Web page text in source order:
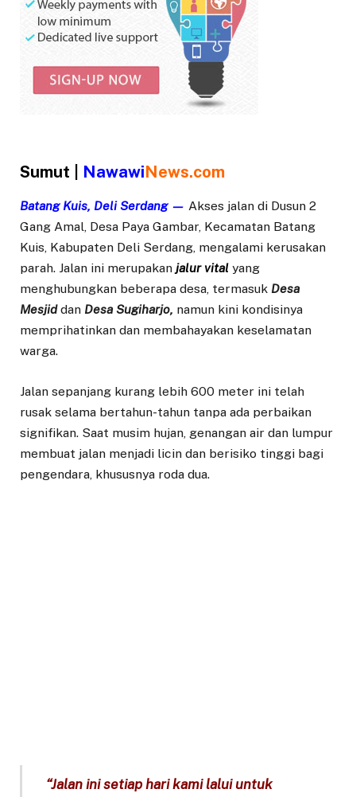
Sumut | NawawiNews.com
Batang Kuis, Deli Serdang — Akses jalan di Dusun 2
Gang Amal, Desa Paya Gambar, Kecamatan Batang
Kuis, Kabupaten Deli Serdang, mengalami kerusakan
parah. Jalan ini merupakan jalur vital yang
menghubungkan beberapa desa, termasuk Desa
Mesjiddan Desa Sugiharjo, namun kini kondisinya
memprihatinkan dan membahayakan keselamatan
warga.
Jalan sepanjang kurang lebih 600 meter ini telah
rusak selama bertahun-tahun tanpa ada perbaikan
signifikan. Saat musim hujan, genangan air dan lumpur
membuat jalan menjadi licin dan berisiko tinggi bagi
pengendara, khususnya roda dua.
“Jalan ini setiap hari kami lalui untuk